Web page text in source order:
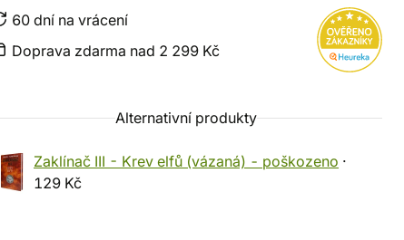
60 dní na vrácení
Doprava zdarma nad 2 299 Kč
Alternativní produkty
Zaklínač III - Krev elfů (vázaná) - poškozeno ·
129 Kč